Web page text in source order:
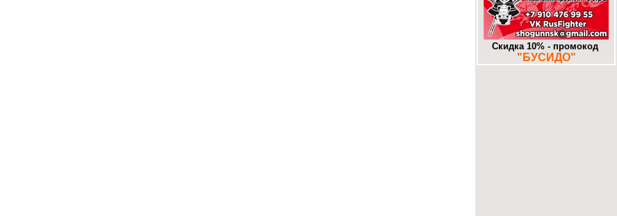
-Муром. «Знаковое» место.
25-10-2017
Додзе большие и маленькие. Часть
16. Алма-Ата. DOJO.KZ
13-10-2017
Скидка 10% - промокод
"БУСИДО"